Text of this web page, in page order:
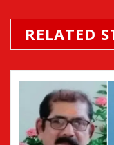
RELATED